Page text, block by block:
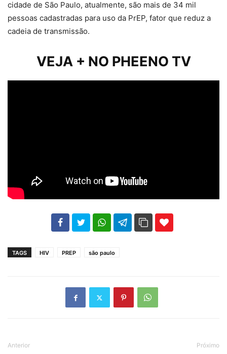
cidade de São Paulo, atualmente, são mais de 34 mil
pessoas cadastradas para uso da PrEP, fator que reduz a
cadeia de transmissão.
VEJA + NO PHEENO TV
102 35
TAGS HIV PREP são paulo
Anterior Próximo